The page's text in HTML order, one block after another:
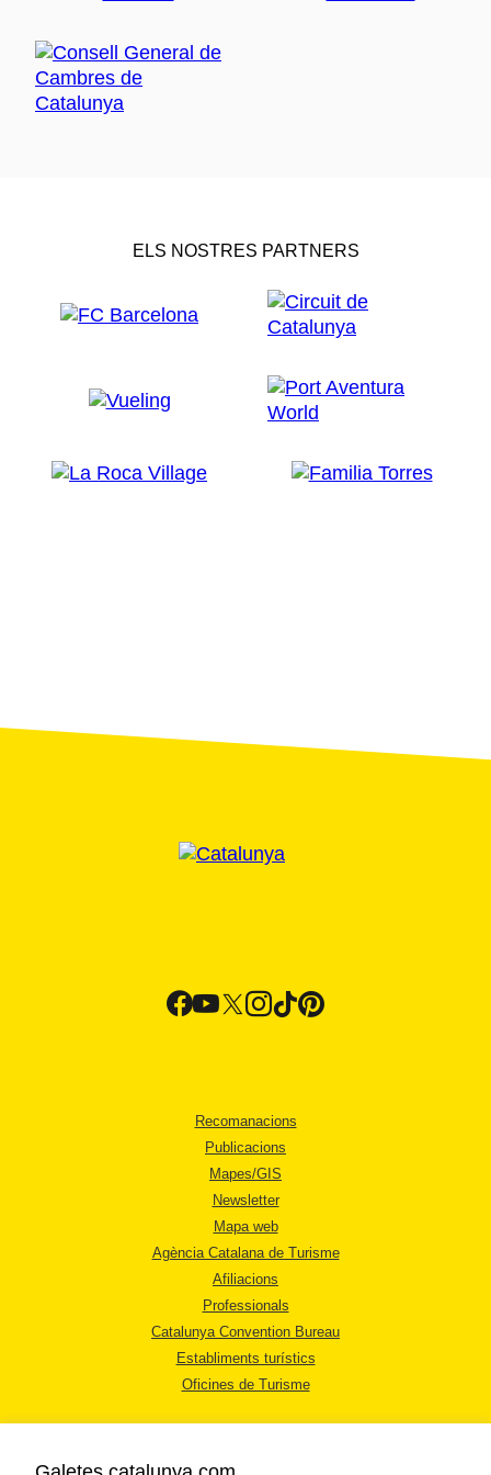
ELS NOSTRES PARTNERS
Recomanacions
Publicacions
Mapes/GIS
Newsletter
Mapa web
Agència Catalana de Turisme
Afiliacions
Professionals
Catalunya Convention Bureau
Establiments turístics
Oficines de Turisme